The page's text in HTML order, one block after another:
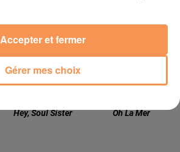
18h33
18h33
Hey, Soul Sister
18h31
18h31
Oh La Mer
Gérer mes choix
Accepter et fermer